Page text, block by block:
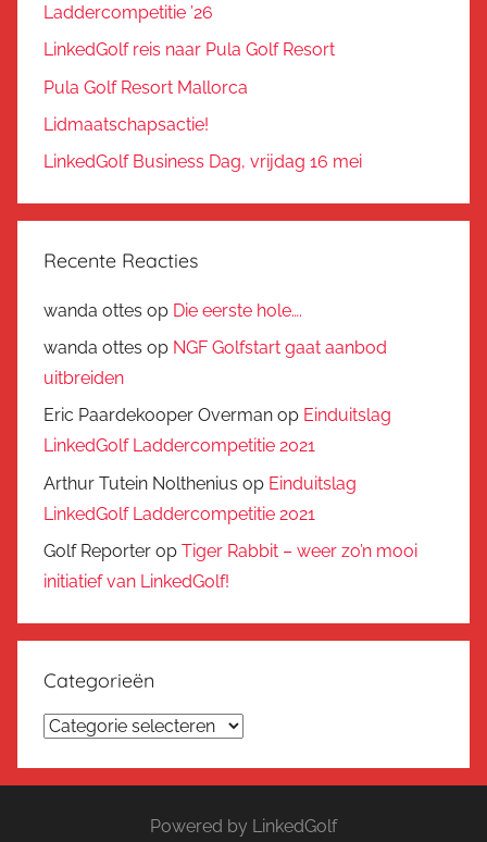
Laddercompetitie ’26
LinkedGolf reis naar Pula Golf Resort
Pula Golf Resort Mallorca
Lidmaatschapsactie!
LinkedGolf Business Dag, vrijdag 16 mei
Recente Reacties
wanda ottes op Die eerste hole….
wanda ottes op NGF Golfstart gaat aanbod
uitbreiden
Eric Paardekooper Overman op Einduitslag
LinkedGolf Laddercompetitie 2021
Arthur Tutein Nolthenius op Einduitslag
LinkedGolf Laddercompetitie 2021
Golf Reporter op Tiger Rabbit – weer zo’n mooi
initiatief van LinkedGolf!
Categorieën
Categorieën
Powered by LinkedGolf